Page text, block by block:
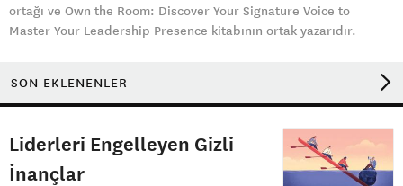
ortağı ve Own the Room: Discover Your Signature Voice to
Master Your Leadership Presence kitabının ortak yazarıdır.
SON EKLENENLER
Liderleri Engelleyen Gizli
İnançlar